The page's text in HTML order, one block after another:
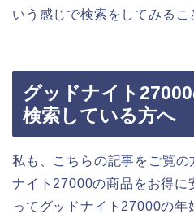
いう感じで検索をしてみるこ
グッドナイト
検索している方へ
私も、こちらの記事をご覧の
ナイト27000の商品をお得に
ってグッドナイト27000の年